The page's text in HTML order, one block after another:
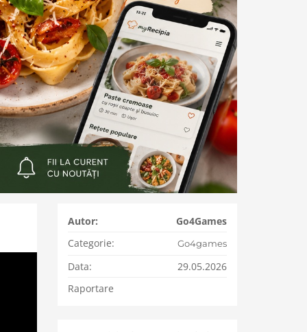
Autor:
Go4Games
Categorie:
Go4games
Data:
29.05.2026
Raportare